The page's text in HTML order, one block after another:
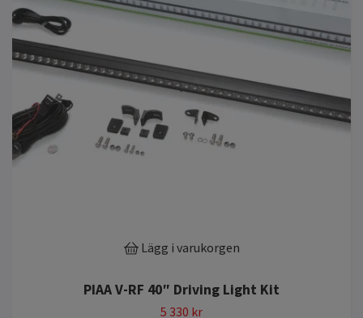
Lägg i varukorgen
PIAA V-RF 40″ Driving Light Kit
5 330 kr